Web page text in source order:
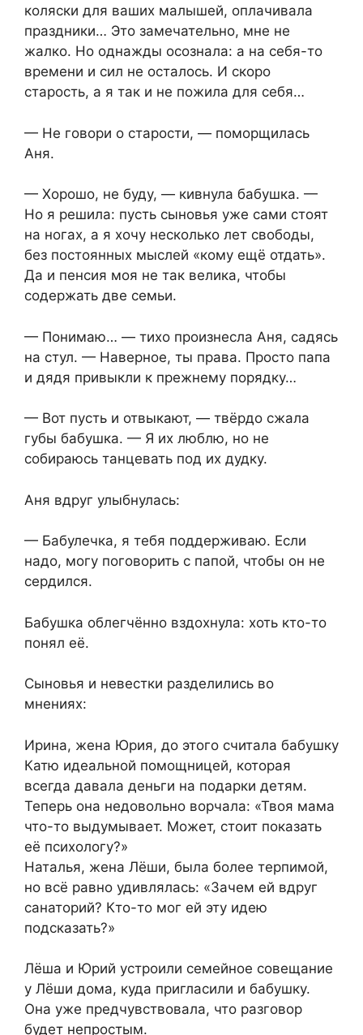
коляски для ваших малышей, оплачивала
праздники… Это замечательно, мне не
жалко. Но однажды осознала: а на себя-то
времени и сил не осталось. И скоро
старость, а я так и не пожила для себя…
— Не говори о старости, — поморщилась
Аня.
— Хорошо, не буду, — кивнула бабушка. —
Но я решила: пусть сыновья уже сами стоят
на ногах, а я хочу несколько лет свободы,
без постоянных мыслей «кому ещё отдать».
Да и пенсия моя не так велика, чтобы
содержать две семьи.
— Понимаю… — тихо произнесла Аня, садясь
на стул. — Наверное, ты права. Просто папа
и дядя привыкли к прежнему порядку…
— Вот пусть и отвыкают, — твёрдо сжала
губы бабушка. — Я их люблю, но не
собираюсь танцевать под их дудку.
Аня вдруг улыбнулась:
— Бабулечка, я тебя поддерживаю. Если
надо, могу поговорить с папой, чтобы он не
сердился.
Бабушка облегчённо вздохнула: хоть кто-то
понял её.
Сыновья и невестки разделились во
мнениях:
Ирина, жена Юрия, до этого считала бабушку
Катю идеальной помощницей, которая
всегда давала деньги на подарки детям.
Теперь она недовольно ворчала: «Твоя мама
что-то выдумывает. Может, стоит показать
её психологу?»
Наталья, жена Лёши, была более терпимой,
но всё равно удивлялась: «Зачем ей вдруг
санаторий? Кто-то мог ей эту идею
подсказать?»
Лёша и Юрий устроили семейное совещание
у Лёши дома, куда пригласили и бабушку.
Она уже предчувствовала, что разговор
будет непростым.